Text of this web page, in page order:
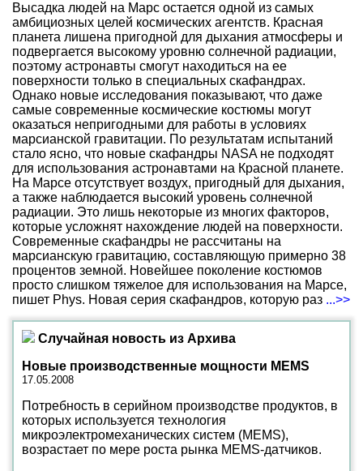
Высадка людей на Марс остается одной из самых
амбициозных целей космических агентств. Красная
планета лишена пригодной для дыхания атмосферы и
подвергается высокому уровню солнечной радиации,
поэтому астронавты смогут находиться на ее
поверхности только в специальных скафандрах.
Однако новые исследования показывают, что даже
самые современные космические костюмы могут
оказаться непригодными для работы в условиях
марсианской гравитации. По результатам испытаний
стало ясно, что новые скафандры NASA не подходят
для использования астронавтами на Красной планете.
На Марсе отсутствует воздух, пригодный для дыхания,
а также наблюдается высокий уровень солнечной
радиации. Это лишь некоторые из многих факторов,
которые усложнят нахождение людей на поверхности.
Современные скафандры не рассчитаны на
марсианскую гравитацию, составляющую примерно 38
процентов земной. Новейшее поколение костюмов
просто слишком тяжелое для использования на Марсе,
пишет Phys. Новая серия скафандров, которую раз ...>>
Случайная новость из Архива
Новые производственные мощности MEMS
17.05.2008
Потребность в серийном производстве продуктов, в
которых используется технология
микроэлектромеханических систем (MEMS),
возрастает по мере роста рынка MEMS-датчиков.